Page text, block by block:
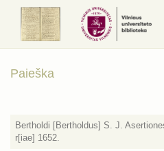
Paieška
Bertholdi [Bertholdus] S. J.
r[iae] 1652.